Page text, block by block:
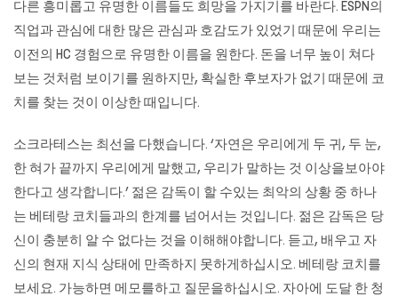
다른 흥미롭고 유명한 이름들도 희망을 가지기를 바란다. ESPN의
직업과 관심에 대한 많은 관심과 호감도가 있었기 때문에 우리는
이전의 HC 경험으로 유명한 이름을 원한다. 돈을 너무 높이 쳐다
보는 것처럼 보이기를 원하지만, 확실한 후보자가 없기 때문에 코
치를 찾는 것이 이상한 때입니다.
소크라테스는 최선을 다했습니다. ‘자연은 우리에게 두 귀, 두 눈,
한 혀가 끝까지 우리에게 말했고, 우리가 말하는 것 이상을보아야
한다고 생각합니다.’ 젊은 감독이 할 수있는 최악의 상황 중 하나
는 베테랑 코치들과의 한계를 넘어서는 것입니다. 젊은 감독은 당
신이 충분히 알 수 없다는 것을 이해해야합니다. 듣고, 배우고 자
신의 현재 지식 상태에 만족하지 못하게하십시오. 베테랑 코치를
보세요. 가능하면 메모를하고 질문을하십시오. 자아에 도달 한 청